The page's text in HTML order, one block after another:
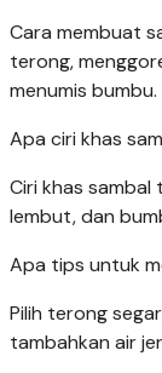
Cara membuat
terong,
menumis bumbu.
Apa ciri khas
Ciri khas
lembut, dan
Apa tips untuk
Pilih terong
tambahkan air